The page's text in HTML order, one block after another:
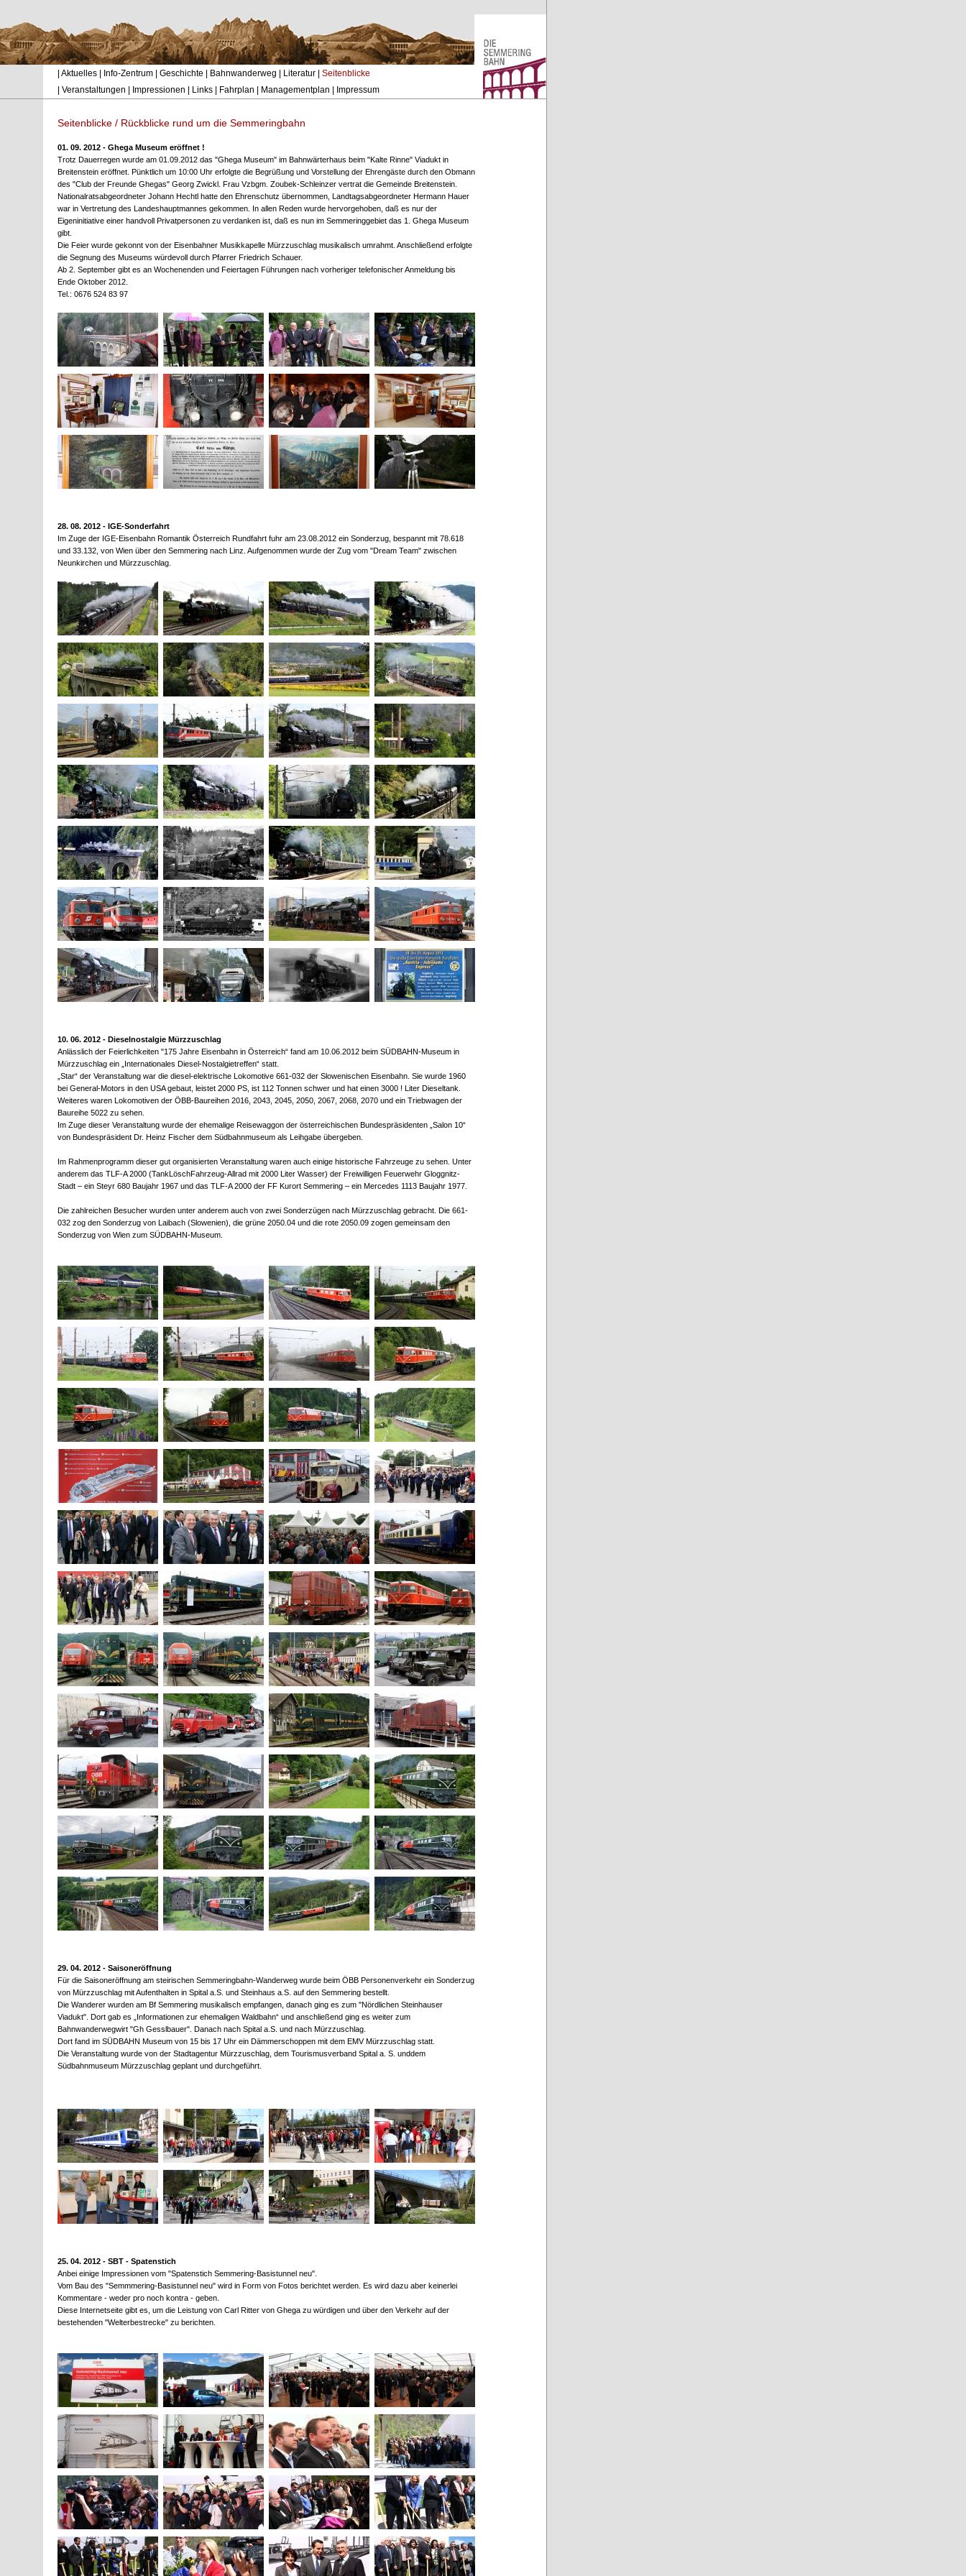
Aktuelles Info-Zentrum Geschichte Bahnwanderweg Literatur
Seitenblicke
Veranstaltungen Impressionen Links Fahrplan Managementplan Impressum
Seitenblicke / Rückblicke rund um die Semmeringbahn
01. 09. 2012 - Ghega Museum eröffnet !
Trotz Dauerregen wurde am 01.09.2012 das "Ghega Museum" im Bahnwärterhaus beim "Kalte Rinne" Viadukt in
Breitenstein eröffnet. Pünktlich um 10:00 Uhr erfolgte die Begrüßung und Vorstellung der Ehrengäste durch den Obmann
des "Club der Freunde Ghegas" Georg Zwickl. Frau Vzbgm. Zoubek-Schleinzer vertrat die Gemeinde Breitenstein.
Nationalratsabgeordneter Johann Hechtl hatte den Ehrenschutz übernommen, Landtagsabgeordneter Hermann Hauer
war in Vertretung des Landeshauptmannes gekommen. In allen Reden wurde hervorgehoben, daß es nur der
Eigeninitiative einer handvoll Privatpersonen zu verdanken ist, daß es nun im Semmeringgebiet das 1. Ghega Museum
gibt.
Die Feier wurde gekonnt von der Eisenbahner Musikkapelle Mürzzuschlag musikalisch umrahmt. Anschließend erfolgte
die Segnung des Museums würdevoll durch Pfarrer Friedrich Schauer.
Ab 2. September gibt es an Wochenenden und Feiertagen Führungen nach vorheriger telefonischer Anmeldung bis
Ende Oktober 2012.
Tel.: 0676 524 83 97
28. 08. 2012 - IGE-Sonderfahrt
Im Zuge der IGE-Eisenbahn Romantik Österreich Rundfahrt fuhr am 23.08.2012 ein Sonderzug, bespannt mit 78.618
und 33.132, von Wien über den Semmering nach Linz. Aufgenommen wurde der Zug vom "Dream Team" zwischen
Neunkirchen und Mürzzuschlag.
10. 06. 2012 - Dieselnostalgie Mürzzuschlag
Anlässlich der Feierlichkeiten "175 Jahre Eisenbahn in Österreich“ fand am 10.06.2012 beim SÜDBAHN-Museum in
Mürzzuschlag ein „Internationales Diesel-Nostalgietreffen“ statt.
„Star“ der Veranstaltung war die diesel-elektrische Lokomotive 661-032 der Slowenischen Eisenbahn. Sie wurde 1960
bei General-Motors in den USA gebaut, leistet 2000 PS, ist 112 Tonnen schwer und hat einen 3000 ! Liter Dieseltank.
Weiteres waren Lokomotiven der ÖBB-Baureihen 2016, 2043, 2045, 2050, 2067, 2068, 2070 und ein Triebwagen der
Baureihe 5022 zu sehen.
Im Zuge dieser Veranstaltung wurde der ehemalige Reisewaggon der österreichischen Bundespräsidenten „Salon 10“
von Bundespräsident Dr. Heinz Fischer dem Südbahnmuseum als Leihgabe übergeben.
Im Rahmenprogramm dieser gut organisierten Veranstaltung waren auch einige historische Fahrzeuge zu sehen. Unter
anderem das TLF-A 2000 (TankLöschFahrzeug-Allrad mit 2000 Liter Wasser) der Freiwilligen Feuerwehr Gloggnitz-
Stadt – ein Steyr 680 Baujahr 1967 und das TLF-A 2000 der FF Kurort Semmering – ein Mercedes 1113 Baujahr 1977.
Die zahlreichen Besucher wurden unter anderem auch von zwei Sonderzügen nach Mürzzuschlag gebracht. Die 661-
032 zog den Sonderzug von Laibach (Slowenien), die grüne 2050.04 und die rote 2050.09 zogen gemeinsam den
Sonderzug von Wien zum SÜDBAHN-Museum.
29. 04. 2012 - Saisoneröffnung
Für die Saisoneröffnung am steirischen Semmeringbahn-Wanderweg wurde beim ÖBB Personenverkehr ein Sonderzug
von Mürzzuschlag mit Aufenthalten in Spital a.S. und Steinhaus a.S. auf den Semmering bestellt.
Die Wanderer wurden am Bf Semmering musikalisch empfangen, danach ging es zum "Nördlichen Steinhauser
Viadukt". Dort gab es „Informationen zur ehemaligen Waldbahn“ und anschließend ging es weiter zum
Bahnwanderwegwirt "Gh Gesslbauer". Danach nach Spital a.S. und nach Mürzzuschlag.
Dort fand im SÜDBAHN Museum von 15 bis 17 Uhr ein Dämmerschoppen mit dem EMV Mürzzuschlag statt.
Die Veranstaltung wurde von der Stadtagentur Mürzzuschlag, dem Tourismusverband Spital a. S. unddem
Südbahnmuseum Mürzzuschlag geplant und durchgeführt.
25. 04. 2012 - SBT - Spatenstich
Anbei einige Impressionen vom "Spatenstich Semmering-Basistunnel neu".
Vom Bau des "Semmmering-Basistunnel neu" wird in Form von Fotos berichtet werden. Es wird dazu aber keinerlei
Kommentare - weder pro noch kontra - geben.
Diese Internetseite gibt es, um die Leistung von Carl Ritter von Ghega zu würdigen und über den Verkehr auf der
bestehenden "Welterbestrecke" zu berichten.